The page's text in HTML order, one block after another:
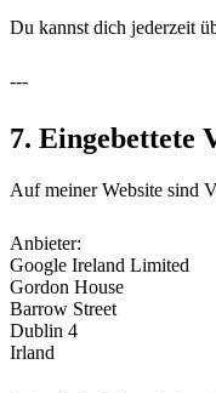
Du kannst dich jederzeit
---
7. Eingebettete
Auf meiner Website sind
Anbieter:
Google Ireland Limited
Gordon House
Barrow Street
Dublin 4
Irland